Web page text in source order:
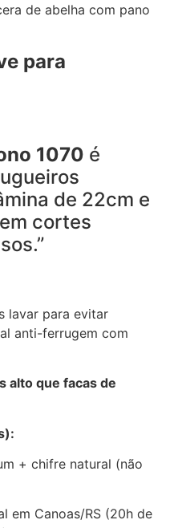
de abelha com pano
para
1070 é
de 22cm e
cortes
lavar para evitar
anti-ferrugem com
alto que facas de
+ chifre natural (não
em Canoas/RS (20h de